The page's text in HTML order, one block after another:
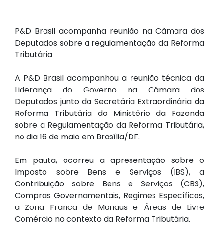
P&D Brasil acompanha reunião na Câmara dos
Deputados sobre a regulamentação da Reforma
Tributária
A P&D Brasil acompanhou a reunião técnica da
Liderança do Governo na Câmara dos
Deputados junto da Secretária Extraordinária da
Reforma Tributária do Ministério da Fazenda
sobre a Regulamentação da Reforma Tributária,
no dia 16 de maio em Brasília/DF.
Em pauta, ocorreu a apresentação sobre o
Imposto sobre Bens e Serviços (IBS), a
Contribuição sobre Bens e Serviços (CBS),
Compras Governamentais, Regimes Específicos,
a Zona Franca de Manaus e Áreas de Livre
Comércio no contexto da Reforma Tributária.